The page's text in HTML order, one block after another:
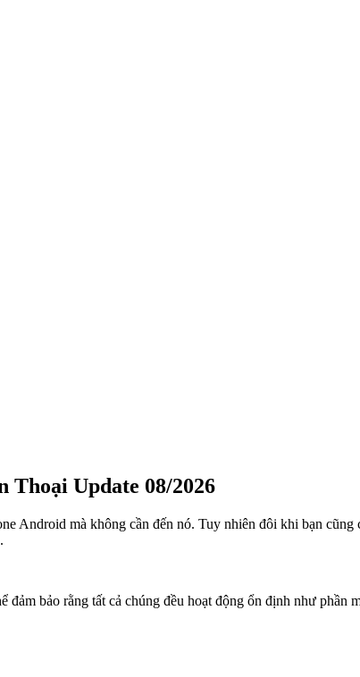
Thoại Update 08/2026
Android mà không cần đến nó. Tuy nhiên đôi khi bạn cũng
bảo rằng tất cả chúng đều hoạt động ổn định như phần